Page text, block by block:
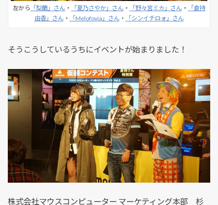
左から 「梨蘭」さん ・ 「夏乃さやか」さん ・ 「野々宮ミカ」さん ・
「倉持
由香」さん・ 「Melofovia」さん・ 「シンイチロォ」さん
そうこうしているうちにイベントが始まりました！
株式会社マウスコンピューター マーケティング本部 杉